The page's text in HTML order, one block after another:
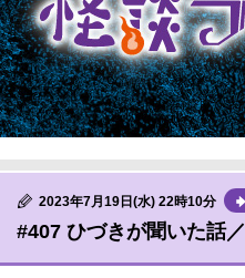
2023年7月19日(水) 22時10分
#407 ひづきが聞いた話